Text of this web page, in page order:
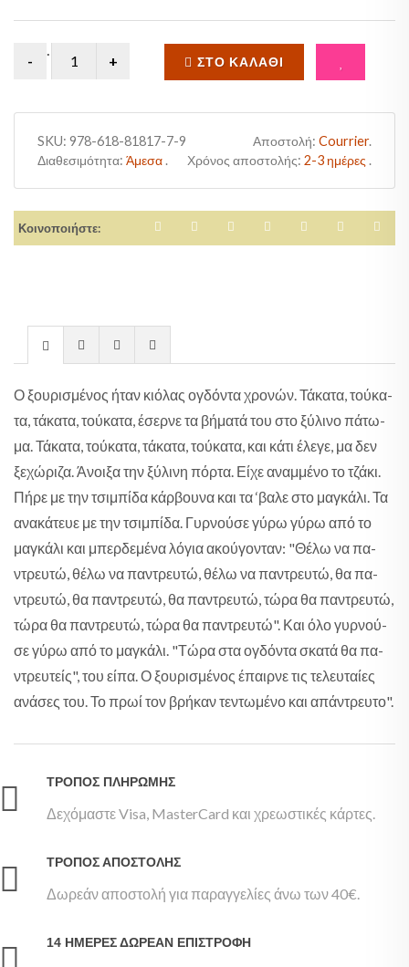
.
ΣΤΟ ΚΑΛΆΘΙ
SKU: 978-618-81817-7-9 Αποστολή: Courrier.
Διαθεσιμότητα: Άμεσα. Χρόνος αποστολής: 2-3 ημέρες .
Κοινοποιήστε:
Ο ξου­ρι­σμέ­νος ήταν κιό­λας ογδό­ντα χρο­νών. Τά­κα­τα, τού­κα­
τα, τά­κα­τα, τού­κα­τα, έσερ­νε τα βή­μα­τά του στο ξύ­λι­νο πά­τω­
μα. Τά­κα­τα, τού­κα­τα, τά­κα­τα, τού­κα­τα, και κά­τι έλε­γε, μα δεν
ξε­χώ­ρι­ζα. Άνοι­ξα την ξύ­λι­νη πόρ­τα. Εί­χε αναμ­μέ­νο το τζά­κι.
Πή­ρε με την τσι­μπί­δα κάρ­βου­να και τα ‘βα­λε στο μα­γκά­λι. Τα
ανα­κά­τευε με την τσι­μπί­δα. Γυρ­νού­σε γύ­ρω γύ­ρω από το
μα­γκά­λι και μπερ­δε­μέ­να λό­για ακού­γο­νταν: "Θέ­λω να πα­
ντρευ­τώ, θέ­λω να πα­ντρευ­τώ, θέ­λω να πα­ντρευ­τώ, θα πα­
ντρευ­τώ, θα πα­ντρευ­τώ, θα πα­ντρευ­τώ, τώ­ρα θα πα­ντρευ­τώ,
τώ­ρα θα πα­ντρευ­τώ, τώ­ρα θα πα­ντρευ­τώ". Και όλο γυρ­νού­
σε γύ­ρω από το μα­γκά­λι. "Τώ­ρα στα ογδό­ντα σκα­τά θα πα­
ντρευ­τείς", του εί­πα. Ο ξου­ρι­σμέ­νος έπαιρ­νε τις τε­λευ­ταί­ες
ανά­σες του. Το πρωί τον βρή­καν τε­ντω­μέ­νο και απά­ντρευ­το".
ΤΡΌΠΟΣ ΠΛΗΡΩΜΉΣ
Δεχόμαστε Visa, MasterCard και χρεωστικές κάρτες.
ΤΡΌΠΟΣ ΑΠΟΣΤΟΛΉΣ
Δωρεάν αποστολή για παραγγελίες άνω των 40€.
14 ΗΜΈΡΕΣ ΔΩΡΕΆΝ ΕΠΙΣΤΡΟΦΉ